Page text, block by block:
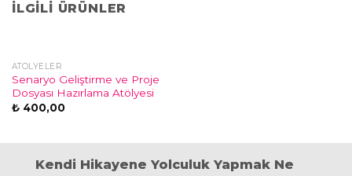
İLGILI ÜRÜNLER
ATÖLYELER
Senaryo Geliştirme ve Proje
Dosyası Hazırlama Atölyesi
₺400,00
Kendi Hikayene Yolculuk Yapmak Ne